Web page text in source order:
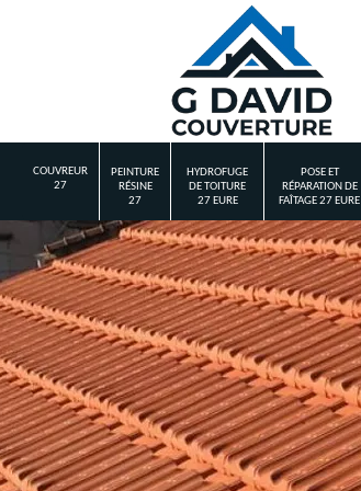
COUVREUR
27
PEINTURE
RÉSINE
27
HYDROFUGE
DE TOITURE
27 EURE
POSE ET
RÉPARATION DE
FAÎTAGE 27 EURE